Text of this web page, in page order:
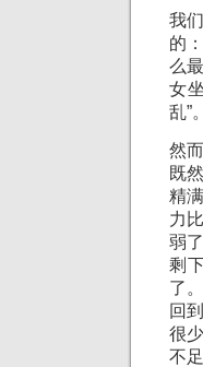
我
的
么
女
乱”。
然
既
精
力
弱
剩
了
回
很
不